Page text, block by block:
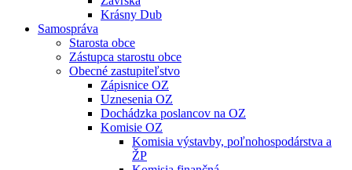
Krásny Dub
Samospráva
Starosta obce
Zástupca starostu obce
Obecné zastupiteľstvo
Zápisnice OZ
Uznesenia OZ
Dochádzka poslancov na OZ
Komisie OZ
Komisia výstavby, poľnohospodárstva a
ŽP